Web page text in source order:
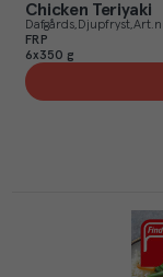
Chicken Teriyaki
Dafgårds Djupfryst
FRP
6x350 g